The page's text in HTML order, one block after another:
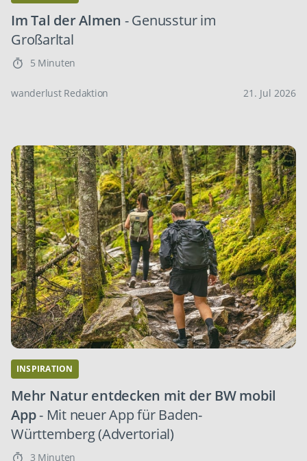
Im Tal der Almen - Genusstur im
Großarltal
5 Minuten
wanderlust Redaktion 21. Jul 2026
INSPIRATION
Mehr Natur entdecken mit der BW mobil
App- Mit neuer App für Baden-
Württemberg (Advertorial)
3 Minuten